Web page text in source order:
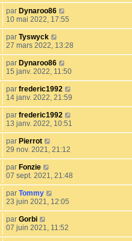
par Dynaroo86
10 mai 2022, 17:55
par Tyswyck
27 mars 2022, 13:28
par Dynaroo86
15 janv. 2022, 11:50
par frederic1992
14 janv. 2022, 21:59
par frederic1992
13 janv. 2022, 10:51
par Pierrot
29 nov. 2021, 21:12
par Fonzie
07 sept. 2021, 21:48
par Tommy
23 juin 2021, 12:05
par Gorbi
07 juin 2021, 11:52